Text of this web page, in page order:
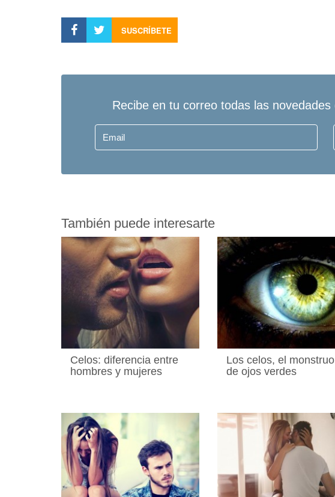
SUSCRÍBETE
También puede interesarte
Celos: diferencia entre
hombres y mujeres
Los celos, el monstruo
de ojos verdes